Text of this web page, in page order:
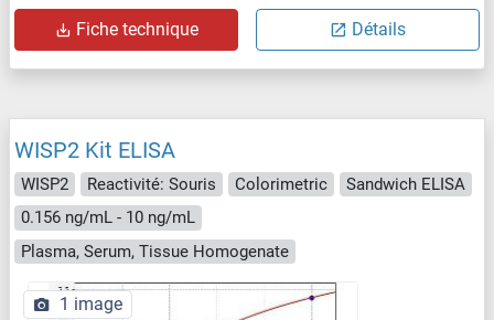
Fiche technique Détails
WISP2 Kit ELISA
WISP2 Reactivité: Souris Colorimetric
Sandwich ELISA
0.156 ng/mL - 10 ng/mL
Plasma, Serum, Tissue Homogenate
1 image